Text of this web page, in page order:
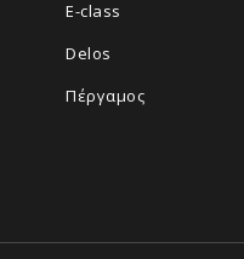
E-class
Delos
Πέργαμος